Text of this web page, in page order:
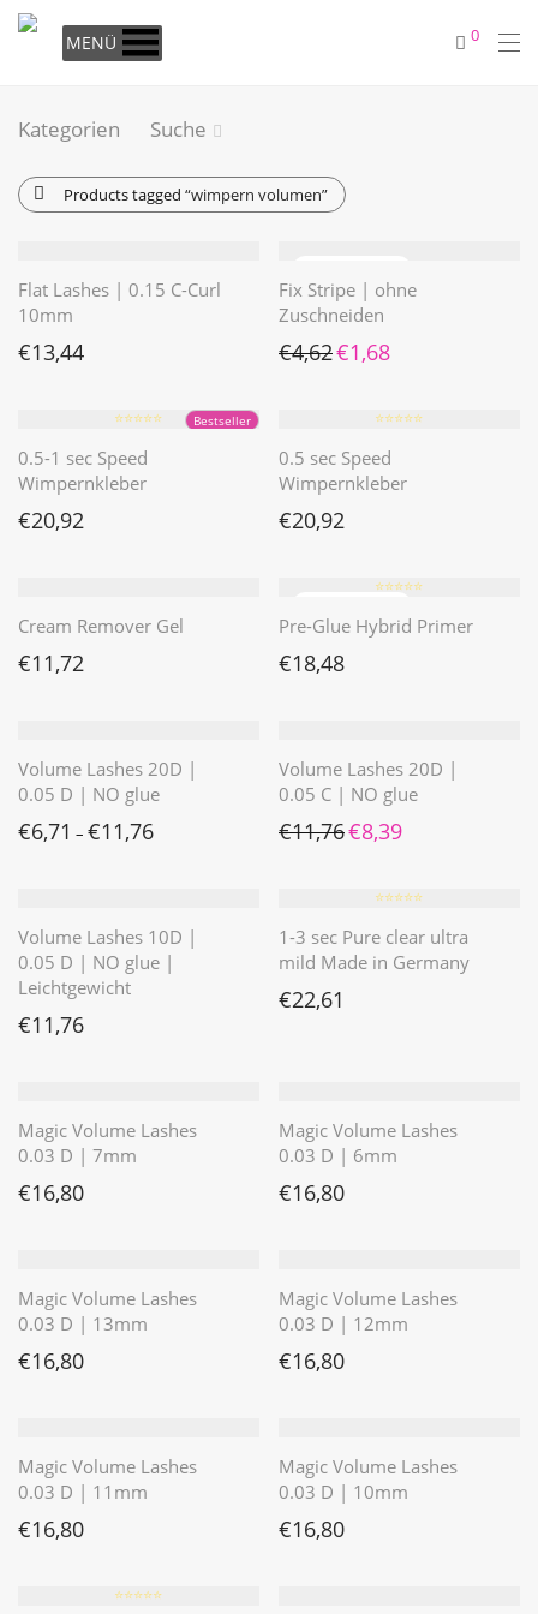
MENÜ 0
Kategorien Suche
Products tagged “wimpern volumen”
Flat Lashes | 0.15 C-Curl
10mm
€13,44
Fix Stripe | ohne
Zuschneiden
€4,62 Ursprünglicher Preis war:
€1,68
Bestseller
⭐️⭐️⭐️⭐️⭐️
0.5-1 sec Speed
Wimpernkleber
€20,92
⭐️⭐️⭐️⭐️⭐️
0.5 sec Speed
Wimpernkleber
€20,92
Cream Remover Gel
€11,72
⭐️⭐️⭐️⭐️⭐️
Pre-Glue Hybrid Primer
€18,48
Volume Lashes 20D |
0.05 D | NO glue
€6,71 – €11,76
Volume Lashes 20D |
0.05 C | NO glue
€11,76 Ursprünglicher Preis war:
€8,39Aktueller Preis ist:
Volume Lashes 10D |
0.05 D | NO glue |
Leichtgewicht
€11,76
⭐️⭐️⭐️⭐️⭐️
1-3 sec Pure clear ultra
mild Made in Germany
€22,61
Magic Volume Lashes
0.03 D | 7mm
€16,80
Magic Volume Lashes
0.03 D | 6mm
€16,80
Magic Volume Lashes
0.03 D | 13mm
€16,80
Magic Volume Lashes
0.03 D | 12mm
€16,80
Magic Volume Lashes
0.03 D | 11mm
€16,80
Magic Volume Lashes
0.03 D | 10mm
€16,80
⭐️⭐️⭐️⭐️⭐️